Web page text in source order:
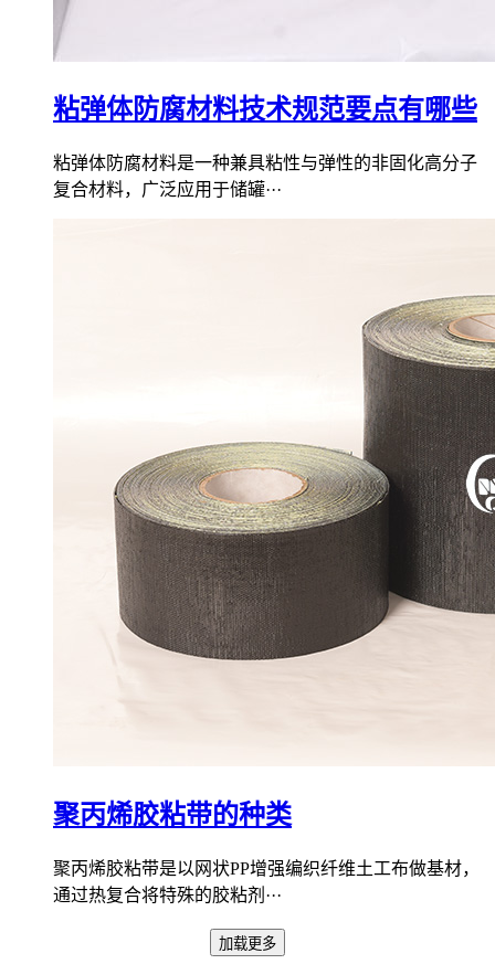
粘弹体防腐材料技术规范要点有哪些
粘弹体防腐材料是一种兼具粘性与弹性的非固化高分子
复合材料，广泛应用于储罐···
聚丙烯胶粘带的种类
聚丙烯胶粘带是以网状PP增强编织纤维土工布做基材，
通过热复合将特殊的胶粘剂···
加载更多